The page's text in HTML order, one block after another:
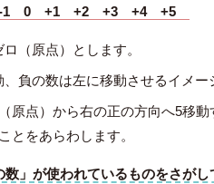
0 +1 +2 +3 +4 +5
（原点）とします。
負の数は左に移動させるイメー
原点）から右の正の方向へ5移
とをあらわします。
数」が使われているものをさが
スメの教材を紹介